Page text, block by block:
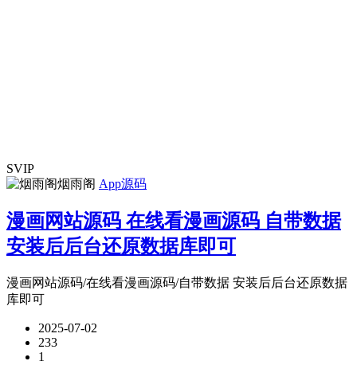
SVIP
烟雨阁 App源码
漫画网站源码 在线看漫画源码 自带数据
安装后后台还原数据库即可
漫画网站源码/在线看漫画源码/自带数据 安装后后台还原数据
库即可
2025-07-02
233
1